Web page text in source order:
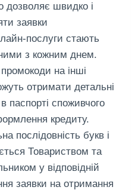
дозволяє швидко і
заявки
послуги стають
з кожним днем.
на інші
отримати детальні
паспорті споживчого
кредиту.
послідовність букв і
Товариством та
у відповідній
заявки на отримання